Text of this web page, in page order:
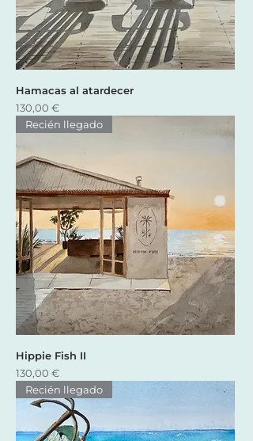
Hamacas al atardecer
Precio
130,00 €
Recién llegado
Hippie Fish II
Precio
130,00 €
Recién llegado